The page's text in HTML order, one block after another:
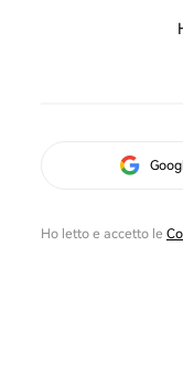
Ho letto e accetto le